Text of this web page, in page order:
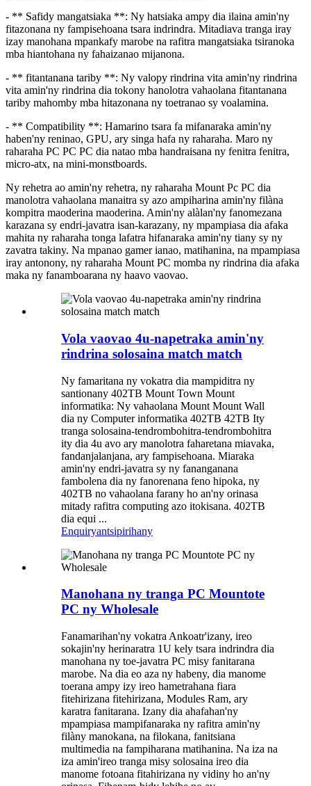
- ** Safidy mangatsiaka **: Ny hatsiaka ampy dia ilaina amin'ny
fitazonana ny fampisehoana tsara indrindra. Mitadiava tranga iray
izay manohana mpankafy marobe na rafitra mangatsiaka tsiranoka
mba hiantohana ny fahaizanao mijanona.
- ** fitantanana tariby **: Ny valopy rindrina vita amin'ny rindrina
vita amin'ny rindrina dia tokony hanolotra vahaolana fitantanana
tariby mahomby mba hitazonana ny toetranao sy voalamina.
- ** Compatibility **: Hamarino tsara fa mifanaraka amin'ny
haben'ny reninao, GPU, ary singa hafa ny raharaha. Maro ny
raharaha PC PC PC dia natao mba handraisana ny fenitra fenitra,
micro-atx, na mini-monstboards.
Ny rehetra ao amin'ny rehetra, ny raharaha Mount Pc PC dia
manolotra vahaolana manaitra sy azo ampiharina amin'ny filàna
kompitra maoderina maoderina. Amin'ny alàlan'ny fanomezana
karazana sy endri-javatra isan-karazany, ny mpampiasa dia afaka
mahita ny raharaha tonga lafatra hifanaraka amin'ny tiany sy ny
zavatra takiny. Na mpanao gamer ianao, matihanina, na mpampiasa
iray antonony, ny raharaha Mount PC momba ny rindrina dia afaka
maka ny fanamboarana ny haavo vaovao.
Vola vaovao 4u-napetraka amin'ny
rindrina solosaina match match
Ny famaritana ny vokatra dia mampiditra ny
santionany 402TB Mount Town Mount
informatika: Ny vahaolana Mount Mount Wall
dia ny Computer informatika 402TB 42TB Ity
tranga solosaina-tendrombohitra-tendrombohitra
ity dia 4u avo ary manolotra faharetana miavaka,
fandanjalanjana, ary fampisehoana. Miaraka
amin'ny endri-javatra sy ny fananganana
fambolena dia ny fanorenana feno hipoka, ny
402TB no vahaolana farany ho an'ny orinasa
mitady rafitra computing azo itokisana. 402TB
dia equi ...
Enquiryantsipirihany
Manohana ny tranga PC Mountote
PC ny Wholesale
Fanamarihan'ny vokatra Ankoatr'izany, ireo
sokajin'ny herinaratra 1U kely tsara indrindra dia
manohana ny toe-javatra PC misy fanitarana
marobe. Na dia eo aza ny habeny, dia manome
toerana ampy izy ireo hametrahana fiara
fitehirizana fitehirizana, Modules Ram, ary
karatra fanitarana. Izany dia ahafahan'ny
mpampiasa mampifanaraka ny rafitra amin'ny
filàny manokana, na filokana, fanitsiana
multimedia na fampiharana matihanina. Na iza na
iza amin'ireo tranga misy solosaina ireo dia
manome fotoana fitahirizana ny vidiny ho an'ny